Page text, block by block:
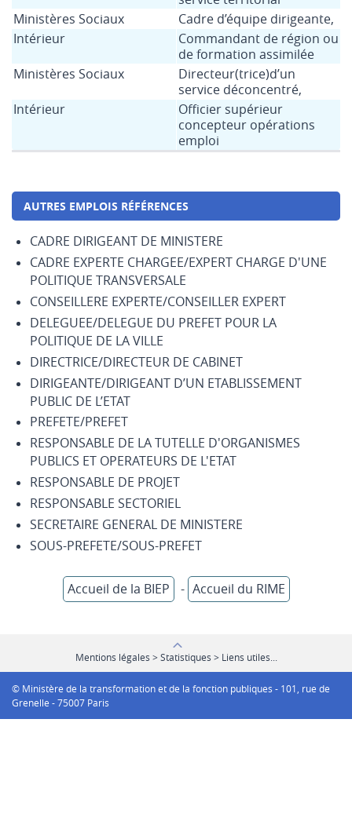
Ministères Sociaux
Cadre d’équipe dirigeante,
Intérieur
Commandant de région ou
de formation assimilée
Ministères Sociaux
Directeur(trice)d’un
service déconcentré,
Intérieur
Officier supérieur
concepteur opérations
emploi
AUTRES EMPLOIS RÉFÉRENCES
CADRE DIRIGEANT DE MINISTERE
CADRE EXPERTE CHARGEE/EXPERT CHARGE D'UNE
POLITIQUE TRANSVERSALE
CONSEILLERE EXPERTE/CONSEILLER EXPERT
DELEGUEE/DELEGUE DU PREFET POUR LA
POLITIQUE DE LA VILLE
DIRECTRICE/DIRECTEUR DE CABINET
DIRIGEANTE/DIRIGEANT D’UN ETABLISSEMENT
PUBLIC DE L’ETAT
PREFETE/PREFET
RESPONSABLE DE LA TUTELLE D'ORGANISMES
PUBLICS ET OPERATEURS DE L'ETAT
RESPONSABLE DE PROJET
RESPONSABLE SECTORIEL
SECRETAIRE GENERAL DE MINISTERE
SOUS-PREFETE/SOUS-PREFET
Accueil de la BIEP - Accueil du RIME
Mentions légales > Statistiques > Liens utiles...
© Ministère de la transformation et de la fonction publiques - 101, rue de
Grenelle - 75007 Paris